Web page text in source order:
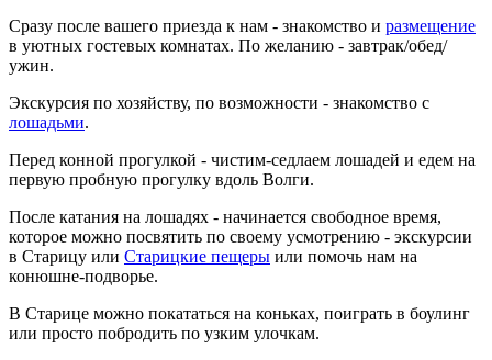
Сразу после вашего приезда к нам - знакомство и размещение
в уютных гостевых комнатах. По желанию - завтрак/обед/
ужин.
Экскурсия по хозяйству, по возможности - знакомство с
лошадьми.
Перед конной прогулкой - чистим-седлаем лошадей и едем на
первую пробную прогулку вдоль Волги.
После катания на лошадях - начинается свободное время,
которое можно посвятить по своему усмотрению - экскурсии
в Старицу или Старицкие пещеры или помочь нам на
конюшне-подворье.
В Старице можно покататься на коньках, поиграть в боулинг
или просто побродить по узким улочкам.